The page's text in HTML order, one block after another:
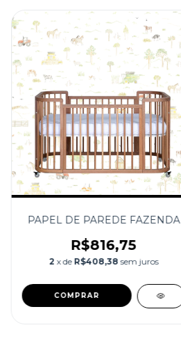
PAPEL DE PAREDE FAZENDA
R$816,75
2 x de R$408,38 sem juros